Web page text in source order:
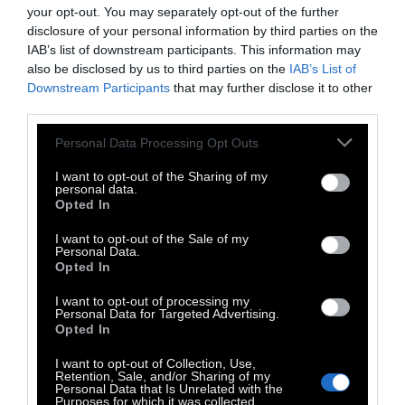
your opt-out. You may separately opt-out of the further
disclosure of your personal information by third parties on the
IAB’s list of downstream participants. This information may
also be disclosed by us to third parties on the IAB’s List of
Downstream Participants that may further disclose it to other
Personal Data Processing Opt Outs
I want to opt-out of the Sharing of my
personal data.
Opted In
I want to opt-out of the Sale of my
Personal Data.
Opted In
I want to opt-out of processing my
Personal Data for Targeted Advertising.
Opted In
I want to opt-out of Collection, Use,
Retention, Sale, and/or Sharing of my
Personal Data that Is Unrelated with the
Purposes for which it was collected.
λεπτομερή περιγραφή. Κάποια ορυκτά όπως
το ασήμι ή το διαμάντι μπορεί να είναι
οικεία, ενώ άλλα όπως το Fluate of Lime είναι
άγνωστα.
Μεταξύ 1802 και 1817, ο Sowerby δημοσίευσε
αυτές τις έγχρωμες εικόνες ορυκτών που
βρέθηκαν στη Βρετανία και σε εξωτικά
περιγραφές στις εκδόσεις πολλών τόμων
British Mineralogy και Exotic Mineralogy.
Συνολικά, 2.242 ξεχωριστές εικόνες
περιλαμβάνουν το τελικό κολάζ.
Διαβάστε επίσης: